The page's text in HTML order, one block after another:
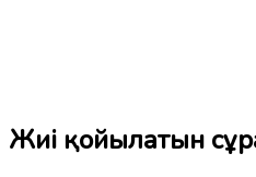
Жиі қойылатын